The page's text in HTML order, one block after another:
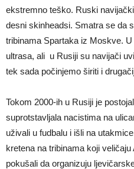
ekstremno teško. Ruski
desni skinheadsi. Smatra se da
tribinama Spartaka iz Moskve.
ultrasa, ali u Rusiji su navijači
tek sada počinjemo širiti i
Tokom 2000-ih u Rusiji je
suprotstavljala nacistima na
uživali u fudbalu i išli na
kretena na tribinama koji
pokušali da organizuju